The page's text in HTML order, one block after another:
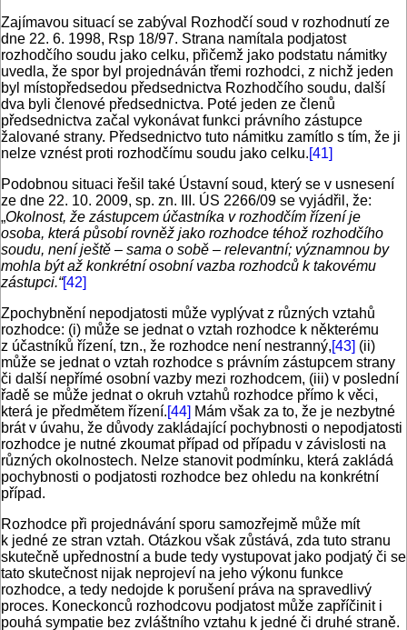
Zajímavou situací se zabýval Rozhodčí soud v rozhodnutí ze
dne 22. 6. 1998, Rsp 18/97. Strana namítala podjatost
rozhodčího soudu jako celku, přičemž jako podstatu námitky
uvedla, že spor byl projednáván třemi rozhodci, z nichž jeden
byl místopředsedou předsednictva Rozhodčího soudu, další
dva byli členové předsednictva. Poté jeden ze členů
předsednictva začal vykonávat funkci právního zástupce
žalované strany. Předsednictvo tuto námitku zamítlo s tím, že ji
nelze vznést proti rozhodčímu soudu jako celku.[41]
Podobnou situaci řešil také Ústavní soud, který se v usnesení
ze dne 22. 10. 2009, sp. zn. III. ÚS 2266/09 se vyjádřil, že:
„Okolnost, že zástupcem účastníka v rozhodčím řízení je
osoba, která působí rovněž jako rozhodce téhož rozhodčího
soudu, není ještě – sama o sobě – relevantní; významnou by
mohla být až konkrétní osobní vazba rozhodců k takovému
zástupci.“[42]
Zpochybnění nepodjatosti může vyplývat z různých vztahů
rozhodce: (i) může se jednat o vztah rozhodce k některému
z účastníků řízení, tzn., že rozhodce není nestranný,[43] (ii)
může se jednat o vztah rozhodce s právním zástupcem strany
či další nepřímé osobní vazby mezi rozhodcem, (iii) v poslední
řadě se může jednat o okruh vztahů rozhodce přímo k věci,
která je předmětem řízení.[44] Mám však za to, že je nezbytné
brát v úvahu, že důvody zakládající pochybnosti o nepodjatosti
rozhodce je nutné zkoumat případ od případu v závislosti na
různých okolnostech. Nelze stanovit podmínku, která zakládá
pochybnosti o podjatosti rozhodce bez ohledu na konkrétní
případ.
Rozhodce při projednávání sporu samozřejmě může mít
k jedné ze stran vztah. Otázkou však zůstává, zda tuto stranu
skutečně upřednostní a bude tedy vystupovat jako podjatý či se
tato skutečnost nijak neprojeví na jeho výkonu funkce
rozhodce, a tedy nedojde k porušení práva na spravedlivý
proces. Koneckonců rozhodcovu podjatost může zapříčinit i
pouhá sympatie bez zvláštního vztahu k jedné či druhé straně.